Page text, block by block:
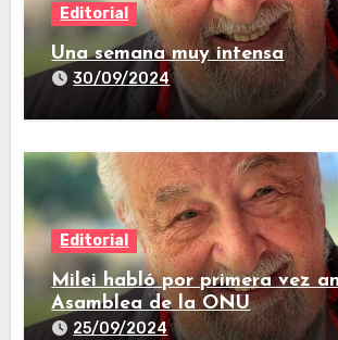
Editorial
Una semana muy intensa
30/09/2024
Editorial
Milei habló por primera vez
Asamblea de la ONU
25/09/2024